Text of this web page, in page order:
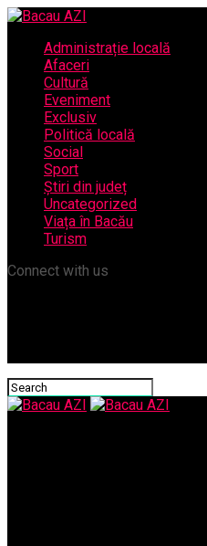
Administrație locală
Afaceri
Cultură
Eveniment
Exclusiv
Politică locală
Social
Sport
Știri din județ
Uncategorized
Viața în Bacău
Turism
Connect with us